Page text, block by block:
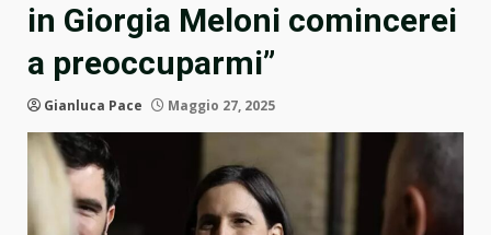
in Giorgia Meloni comincerei
a preoccuparmi”
Gianluca Pace Maggio 27, 2025